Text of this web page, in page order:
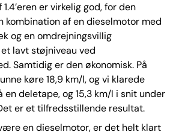
er virkelig god, for den
kombination af en dieselmotor med
og en omdrejningsvillig
lavt støjniveau ved
Samtidig er den økonomisk. På
køre 18,9 km/l, og vi klarede
en deletape, og 15,3 km/l i snit under
er et tilfredsstillende resultat.
en dieselmotor, er det helt klart